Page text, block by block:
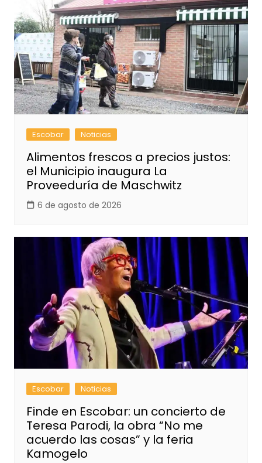
Escobar Noticias
Alimentos frescos a precios justos:
el Municipio inaugura La
Proveeduría de Maschwitz
6 de agosto de 2026
Escobar Noticias
Finde en Escobar: un concierto de
Teresa Parodi, la obra “No me
acuerdo las cosas” y la feria
Kamogelo